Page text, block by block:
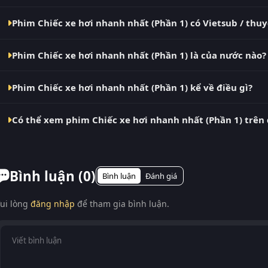
nhật liên tục mỗi 10 phút khi nguồn có nội dung mới.
Phim Chiếc xe hơi nhanh nhất (Phần 1) có Vietsub /
bản Phụ Đề và Thuyết Minh ngay trong trình phát.
Phim Chiếc xe hơi nhanh nhất (Phần 1) là của nước nào?
Phim Chiếc xe hơi nhanh nhất (Phần 1) kể về điều gì?
gốc: Fastest Car (Season 1)) là bộ phim Anh thu hút sự chú
Có thể xem phim Chiếc xe hơi nhanh nhất (Phần 1)
Bình luận (0) Bình luận Đánh giá
lòng đăng nhập để tham gia bình luận.